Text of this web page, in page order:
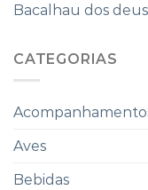
Bacalhau dos
CATEGORIAS
Aves
Bebidas